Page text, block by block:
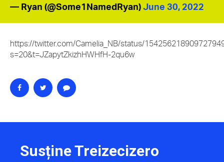
— Ryan (@Some1NamedRyan)June 30, 2022
https://twitter.com/Camelia_NB/status/
s=20&t=JZapytZkizhHWHfH-2qu6w
Susține Treizecizero